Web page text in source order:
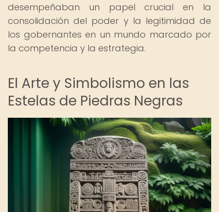
desempeñaban un papel crucial en la
consolidación del poder y la legitimidad de
los gobernantes en un mundo marcado por
la competencia y la estrategia.
El Arte y Simbolismo en las
Estelas de Piedras Negras